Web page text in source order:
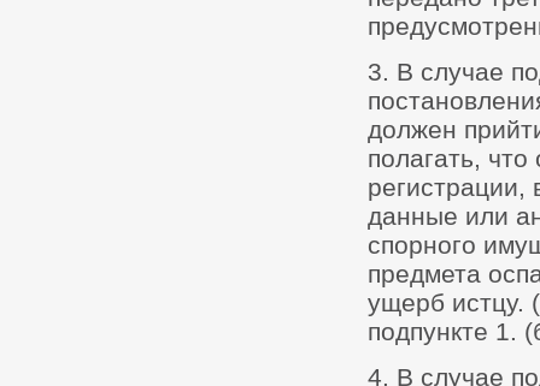
3. В случае
должен
полагать,
данные или
спорного
предмета
ущерб истцу.
подпункте 1.
4. В случае